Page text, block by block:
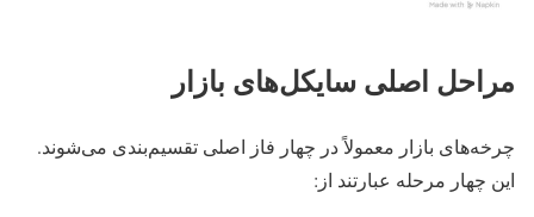
مراحل اصلی سایکل‌های بازار
چرخه‌های بازار معمولاً در چهار فاز اصلی تقسیم‌بندی می‌شوند.
این چهار مرحله عبارتند از: